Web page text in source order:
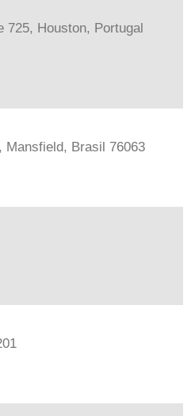
725, Houston, Portugal
Mansfield, Brasil 76063